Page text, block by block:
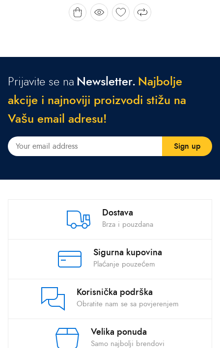
Prijavite se na Newsletter. Naj bo je
a kcije i najnoviji proizvod i stižu na
Vašu emai ad resu!
Dostava
Brza i pouzdana
Sigurna kupovina
Plaćanje pouzećem
Korisnička podrška
Obratite nam se sa povjerenjem
Velika ponuda
Samo najbolji brendovi